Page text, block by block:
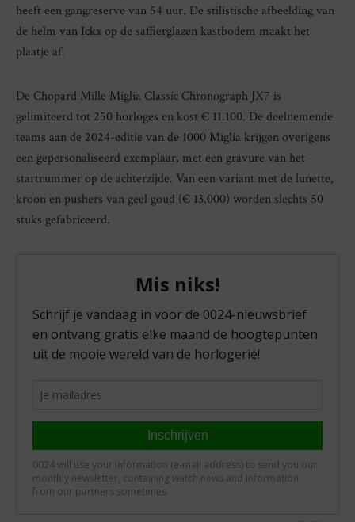
heeft een gangreserve van 54 uur. De stilistische afbeelding van
de helm van Ickx op de saffierglazen kastbodem maakt het
plaatje af.
De Chopard Mille Miglia Classic Chronograph JX7 is
gelimiteerd tot 250 horloges en kost € 11.100. De deelnemende
teams aan de 2024-editie van de 1000 Miglia krijgen overigens
een gepersonaliseerd exemplaar, met een gravure van het
startnummer op de achterzijde. Van een variant met de lunette,
kroon en pushers van geel goud (€ 13.000) worden slechts 50
stuks gefabriceerd.